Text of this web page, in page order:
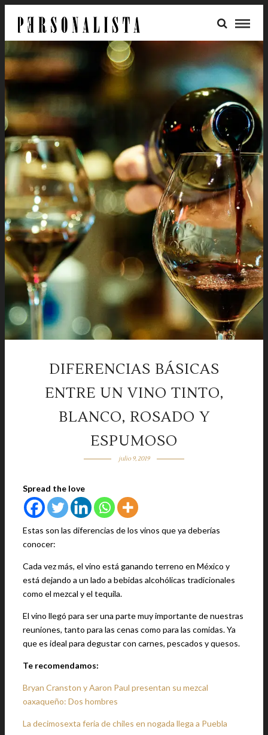
DIFERENCIAS BÁSICAS
ENTRE UN VINO TINTO,
BLANCO, ROSADO Y
ESPUMOSO
julio 9, 2019
Spread the love
Estas son las diferencias de los vinos que ya deberías
conocer:
Cada vez más, el vino está ganando terreno en México y
está dejando a un lado a bebidas alcohólicas tradicionales
como el mezcal y el tequila.
El vino llegó para ser una parte muy importante de nuestras
reuniones, tanto para las cenas como para las comidas. Ya
que es ideal para degustar con carnes, pescados y quesos.
Te recomendamos:
Bryan Cranston y Aaron Paul presentan su mezcal
oaxaqueño: Dos hombres
La decimosexta feria de chiles en nogada llega a Puebla